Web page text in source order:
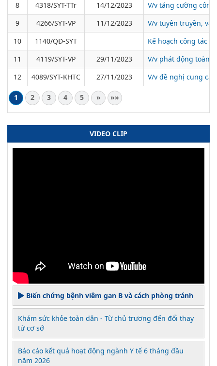
8 4318/SYT-TTr 14/12/2023
V/v tăng cường
9
4266/SYT-VP 11/12/2023
V/v tuyên truyền,
10
1140/QĐ-SYT
Kế hoạch công tác
11
4119/SYT-VP 29/11/2023
V/v phát động toàn
12
4089/SYT-KHTC 27/11/2023 V/v đề nghị cung
1 2 3 4 5 » »»
VIDEO CLIP
Biến chứng bệnh viêm gan B và cách phòng tránh
Khám sức khỏe toàn dân - Từ chủ trương đến đổi thay
từ cơ sở
Báo cáo kết quả hoạt động ngành Y tế 6 tháng đầu
năm 2026